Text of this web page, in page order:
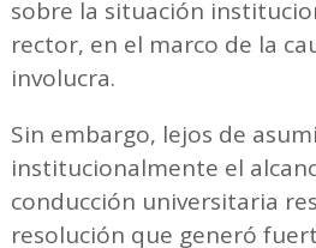
sobre la situación
rector, en el marco de la
involucra.
Sin embargo, lejos de
institucionalmente el
conducción universitaria
resolución que generó